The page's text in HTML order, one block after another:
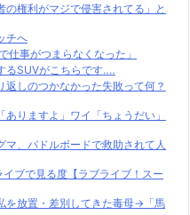
の権利がマジで侵害されてる」と
チへ
仕事がつまらなくなった」
るSUVがこちらです‥‥
返しのつかなかった失敗って何？
りますよ」ワイ「ちょうだい」
、パドルボードで救助されて人
ブで見る度【ラブライブ！スー
を放置・差別してきた毒母→「馬